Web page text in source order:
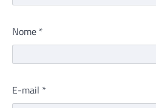
Nome *
E-mail *